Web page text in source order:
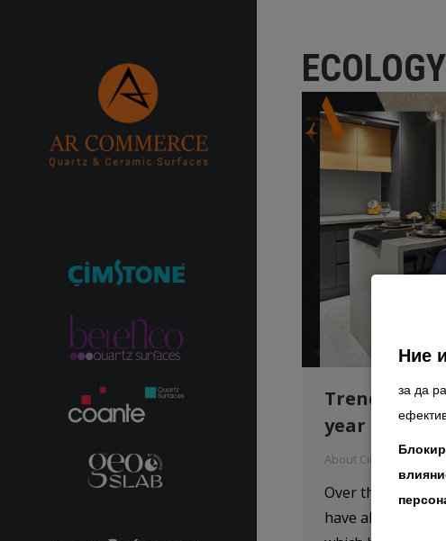
ECOLOGY
Trends
year
About Cimstone
Over the past two
have all spent
Ние
за да